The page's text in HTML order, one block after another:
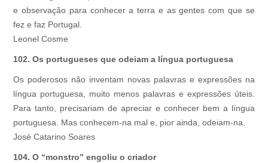
e observação para conhecer a terra e as gentes com que se
fez e faz Portugal.
Leonel Cosme
102. Os portugueses que odeiam a língua portuguesa
Os poderosos não inventam novas palavras e expressões na
língua portuguesa, muito menos palavras e expressões úteis.
Para tanto, precisariam de apreciar e conhecer bem a língua
portuguesa. Mas conhecem-na mal e, pior ainda, odeiam-na.
José Catarino Soares
104. O “monstro” engoliu o criador